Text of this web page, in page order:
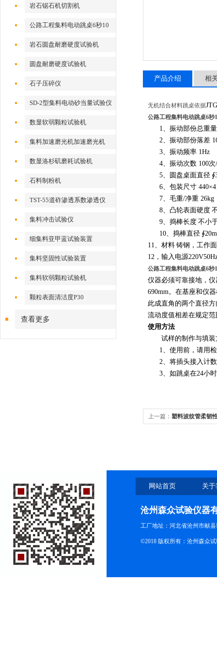
岩石锯石机切割机
公路工程集料电动跳桌6秒10
次
岩石圆盘耐磨硬度试验机
圆盘耐磨硬度试验机
石子压碎仪
SD-2型集料电动砂当量试验仪
数显软弱颗粒试验机
集料加速磨光机加速磨光机
数显洛杉矶磨耗试验机
石料制粉机
TST-55道砟渗透系数渗透仪
集料冲击试验仪
细集料亚甲蓝试验装置
集料坚固性试验装置
集料软弱颗粒试验机
颗粒表面清洁度P30
查看更多
产品介绍 相
无机结合材料跳桌依据
公路工程集料电动跳桌6秒
1、振动部份总重量
2、振动部份落差
3、振动频率 1Hz
4、振动次数 100次/
5、圆盘桌面直径 ∮
6、包装尺寸
7、毛重/净重 26kg
8、凸轮表面硬度
9、捣棒长度 不小
10、捣棒直径 ∮
11、材料 铸钢，工作
12 ，输入电源
公路工程集料电动跳桌6秒
仪器必须可靠接地，
690mm。在基座和仪
此成直角的两个直径
流动度值相差在规定范
使用方法
试样的制作与填装
1、使用前，请用
2、将插头接入计
3、如跳桌在24小
上一篇： 塑料波纹管柔韧
网站首页 关
沧州森众试验仪器
工厂地址：河北省沧州市献
©2018 版权所有：沧州森众